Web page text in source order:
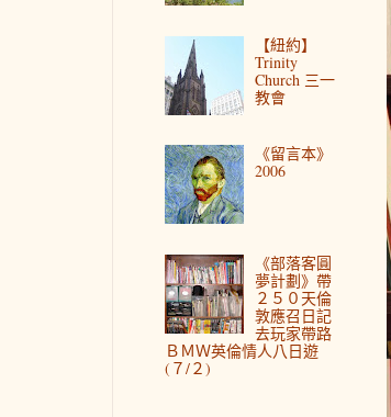
【紐約】
Trinity
Church 三一
教會
《留言本》
2006
《部落客圓
夢計劃》帶
２５０天倫
敦應召日記
去玩家帶路
ＢＭＷ英倫情人八日遊
(７/２)